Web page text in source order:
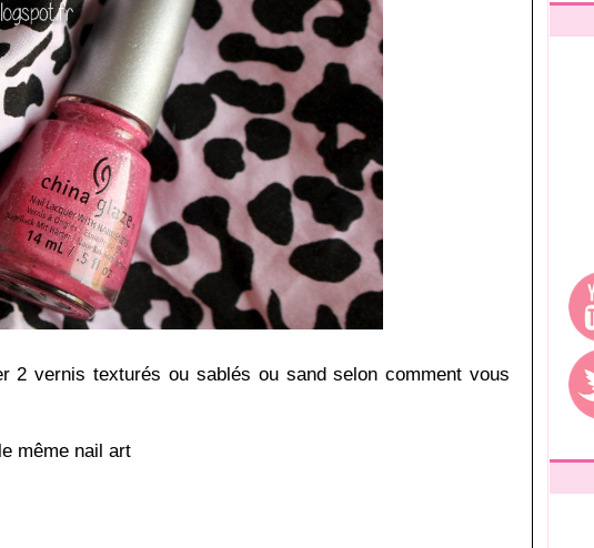
2 vernis texturés ou sablés ou sand selon comment vous
même nail art